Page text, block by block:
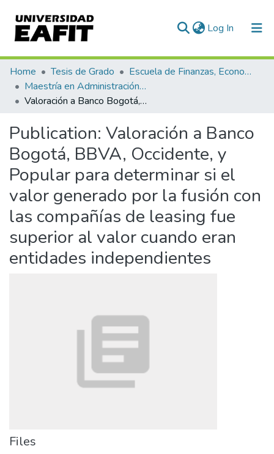
Log In (current)
Communities & Collections
All of DSpace
Home Tesis de Grado
Escuela de Finanzas, Economía y Gobierno
Maestría en Administración Financiera (tesis)
Valoración a Banco Bogotá, BBVA, Occidente, y Popular para determinar si el valor generado por la fusión con las compañías de leasing fue superior al valor cuando eran entidades independientes
Publication: Valoración a Banco
Bogotá, BBVA, Occidente, y
Popular para determinar si el
valor generado por la fusión con
las compañías de leasing fue
superior al valor cuando eran
entidades independientes
Files